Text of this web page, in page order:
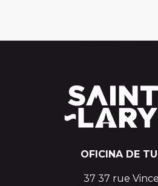
OFICINA DE
37 37 rue